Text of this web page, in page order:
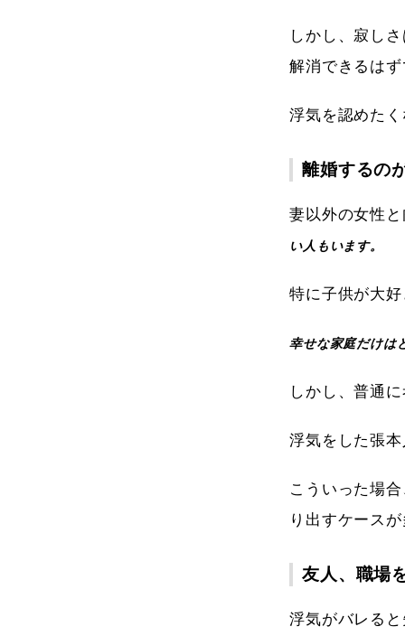
しかし、寂し
解消できるは
浮気を認めた
離婚するの
妻以外の女性
い人もいます。
特に子供が大
幸せな家庭だけは
しかし、普通
浮気をした張
こういった場
り出すケース
友人、職場
浮気がバレる